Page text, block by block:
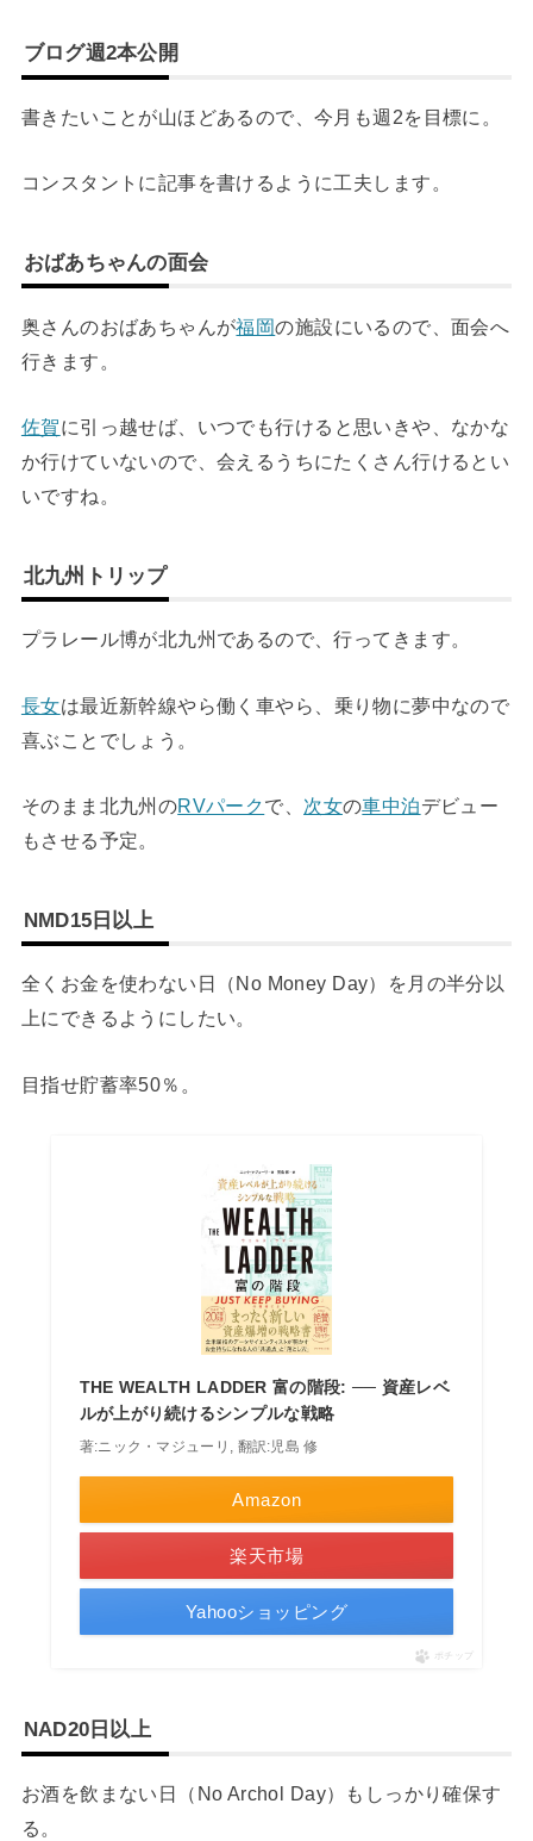
ブログ週2本公開
書きたいことが山ほどあるので、今月も週2を目標に。
コンスタントに記事を書けるように工夫します。
おばあちゃんの面会
奥さんのおばあちゃんが福岡の施設にいるので、面会へ
行きます。
佐賀に引っ越せば、いつでも行けると思いきや、なかな
か行けていないので、会えるうちにたくさん行けるとい
いですね。
北九州トリップ
プラレール博が北九州であるので、行ってきます。
長女は最近新幹線やら働く車やら、乗り物に夢中なので
喜ぶことでしょう。
そのまま北九州のRVパークで、 次女の車中泊デビュー
もさせる予定。
NMD15日以上
全くお金を使わない日（No Money Day）を月の半分以
上にできるようにしたい。
目指せ貯蓄率50％。
THE WEALTH LADDER 富の階段: ── 資産レベ
ルが上がり続けるシンプルな戦略
著:ニック・マジューリ, 翻訳:児島 修
Amazon
楽天市場
Yahooショッピング
ポチップ
NAD20日以上
お酒を飲まない日（No Archol Day）もしっかり確保す
る。